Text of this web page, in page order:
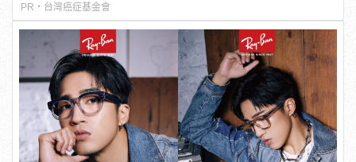
PR・台灣癌症基金會